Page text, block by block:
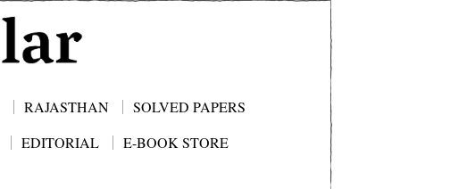
RAJASTHAN
SOLVED PAPERS
EDITORIAL
E-BOOK STORE